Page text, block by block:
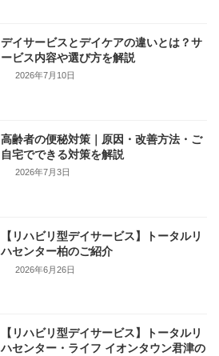
デイサービスとデイケアの違いとは？サ
ービス内容や選び方を解説
2026年7月10日
高齢者の便秘対策｜原因・改善方法・ご
自宅でできる対策を解説
2026年7月3日
【リハビリ型デイサービス】トータルリ
ハセンター柏のご紹介
2026年6月26日
【リハビリ型デイサービス】トータルリ
ハセンター・ライフ イオンタウン君津の